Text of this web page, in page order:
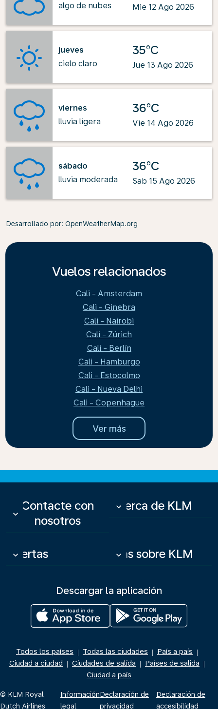
algo de nubes
Mie 12 Ago 2026
jueves
cielo claro
35°C
Jue 13 Ago 2026
viernes
lluvia ligera
36°C
Vie 14 Ago 2026
sábado
lluvia moderada
36°C
Sab 15 Ago 2026
Desarrollado por: OpenWeatherMap.org
Vuelos relacionados
Cali - Amsterdam
Cali - Ginebra
Cali - Nairobi
Cali - Zúrich
Cali - Berlín
Cali - Hamburgo
Cali - Estocolmo
Cali - Nueva Delhi
Cali - Copenhague
Ver más
Contacte con
nosotros
keyboard_arrow_down
Acerca de KLM
keyboard_arrow_down
Ofertas
keyboard_arrow_down Más sobre KLM
keyboard_arrow_down
Descargar la aplicación
Todos los países | Todas las ciudades | País a país |
Ciudad a ciudad | Ciudades de salida | Países de salida |
Ciudad a país
© KLM Royal
Dutch Airlines
Información
legal
Declaración de
privacidad
Declaración de
accesibilidad